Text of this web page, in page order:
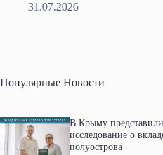
31.07.2026
Популярные Новости
В Крыму
исследование о
полуострова